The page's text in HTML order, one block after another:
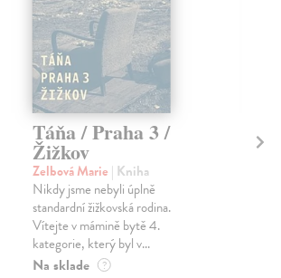
Táňa / Praha 3 /
Žižkov
Zelbová Marie | Kniha
Nikdy jsme nebyli úplně
standardní žižkovská rodina.
Vítejte v mámině bytě 4.
kategorie, který byl v...
Na sklade ?
U